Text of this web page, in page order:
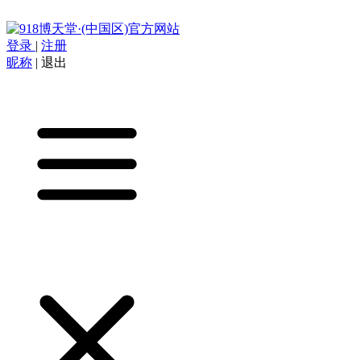
登录 | 注册
昵称 | 退出